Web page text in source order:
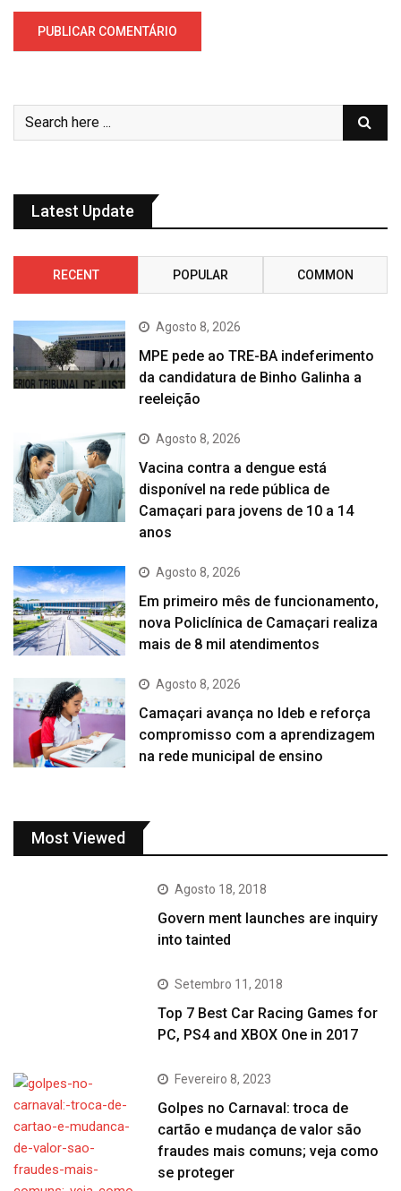
Latest Update
RECENT POPULAR COMMON
Agosto 8, 2026
MPE pede ao TRE-BA indeferimento
da candidatura de Binho Galinha a
reeleição
Agosto 8, 2026
Vacina contra a dengue está
disponível na rede pública de
Camaçari para jovens de 10 a 14
anos
Agosto 8, 2026
Em primeiro mês de funcionamento,
nova Policlínica de Camaçari realiza
mais de 8 mil atendimentos
Agosto 8, 2026
Camaçari avança no Ideb e reforça
compromisso com a aprendizagem
na rede municipal de ensino
Most Viewed
Agosto 18, 2018
Govern ment launches are inquiry
into tainted
Setembro 11, 2018
Top 7 Best Car Racing Games for
PC, PS4 and XBOX One in 2017
Fevereiro 8, 2023
Golpes no Carnaval: troca de
cartão e mudança de valor são
fraudes mais comuns; veja como
se proteger